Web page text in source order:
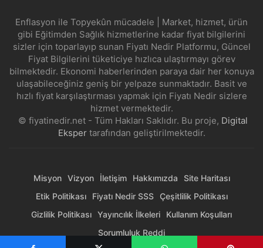
Enflasyon ile Topyekûn mücadele | Market, hizmet, ürün
gibi Eğitimden Sağlık hizmetlerine kadar fiyat bilgilerini
sizler için toparlayıp sunan Fiyatı Nedir Platformu, Güncel
Fiyat Bilgilerini tüketiciye hızlıca ulaştırmayı görev
bilmektedir. Ekonomi haberlerinden paraya dair her konuya
ulaşabileceğiniz geniş bir yelpaze sunmaktadır. Basit ve
hızlı fiyat karşılaştırması yapmak için Fiyatı Nedir sizlere
hizmet vermektedir.
© fiyatinedir.net - Tüm Hakları Saklıdır. Bu proje, Digital
Ekspertarafından geliştirilmektedir.
Misyon Vizyon İletişim Hakkımızda
Site Haritası
Etik Politikası
Fiyatı Nedir SSS
Çeşitlilik Politikası
Gizlilik Politikası Yayıncılık İlkeleri
Kullanım Koşulları
Sorumluluk Reddi